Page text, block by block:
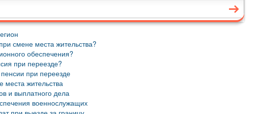
смене места жительства?
обеспечения?
при переезде?
при переезде
места жительства
и выплатного дела
военнослужащих